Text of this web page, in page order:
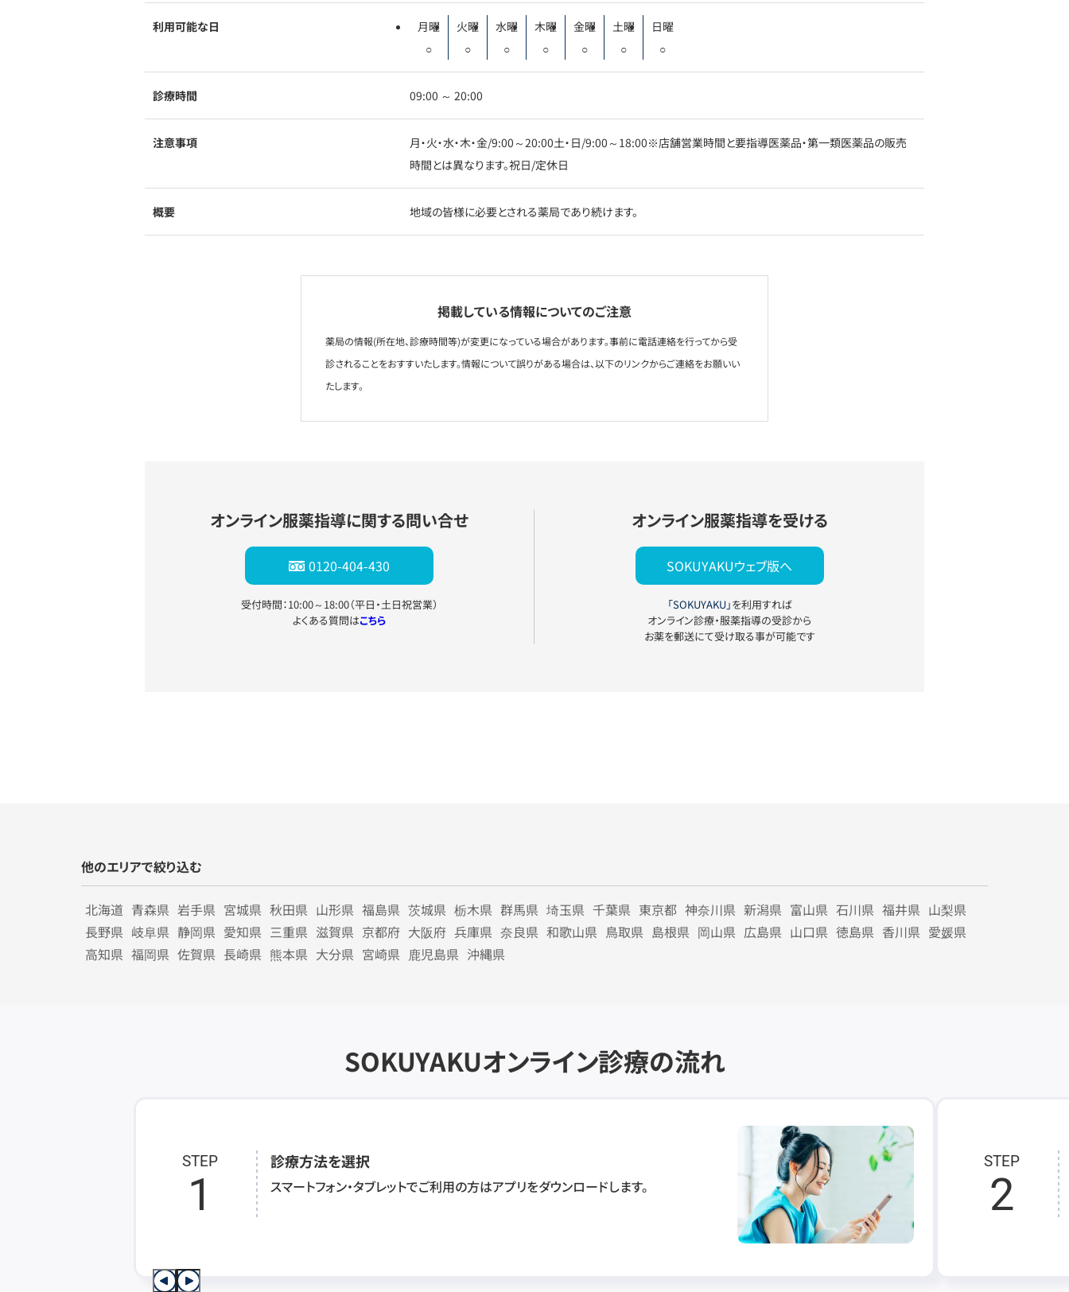
利用可能な日
月曜
○
火曜
○
水曜
○
木曜
○
金曜
○
土曜
○
日曜
○
診療時間 09:00 ～ 20:00
注意事項
月・火・水・木・金/9:00～20:00土・日/9:00～18:00※店舗営業時間と要指導医薬品・第一類医薬品の販売
時間とは異なります。祝日/定休日
概要 地域の皆様に必要とされる薬局であり続けます。
掲載している情報についてのご注意
薬局の情報(所在地、診療時間等)が変更になっている場合があります。事前に電話連絡を行ってから受
診されることをおすすいたします。情報について誤りがある場合は、以下のリンクからご連絡をお願いい
たします。
オンライン服薬指導に関する問い合せ
0120-404-430
受付時間：10:00～18:00（平日・土日祝営業）
よくある質問はこちら
オンライン服薬指導を受ける
SOKUYAKUウェブ版へ
「SOKUYAKU」を利用すれば
オンライン診療・服薬指導の受診から
お薬を郵送にて受け取る事が可能です
他のエリアで絞り込む
北海道 青森県 岩手県 宮城県 秋田県 山形県 福島県 茨城県 栃木県 群馬県 埼玉県 千葉県 東京都 神奈川県 新潟県 富山県 石川県 福井県 山梨県
長野県 岐阜県 静岡県 愛知県 三重県 滋賀県 京都府 大阪府 兵庫県 奈良県 和歌山県 鳥取県 島根県 岡山県 広島県 山口県 徳島県 香川県 愛媛県
高知県 福岡県 佐賀県 長崎県 熊本県 大分県 宮崎県 鹿児島県 沖縄県
SOKUYAKUオンライン診療の流れ
STEP
1
診療方法を選択
スマートフォン・タブレットでご利用の方はアプリをダウンロードします。
STEP
2